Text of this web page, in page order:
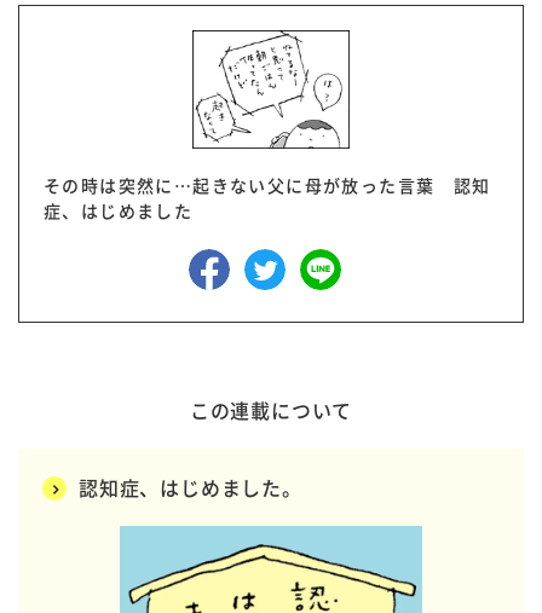
その時は突然に…起きない父に母が放った言葉 認知
症、はじめました
この連載について
認知症、はじめました。